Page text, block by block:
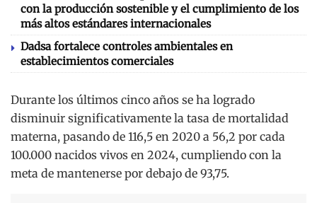
con la producción sostenible y el cumplimiento de los
más altos estándares internacionales
Dadsa fortalece controles ambientales en
establecimientos comerciales
Durante los últimos cinco años se ha logrado
disminuir significativamente la tasa de mortalidad
materna, pasando de 116,5 en 2020 a 56,2 por cada
100.000 nacidos vivos en 2024, cumpliendo con la
meta de mantenerse por debajo de 93,75.